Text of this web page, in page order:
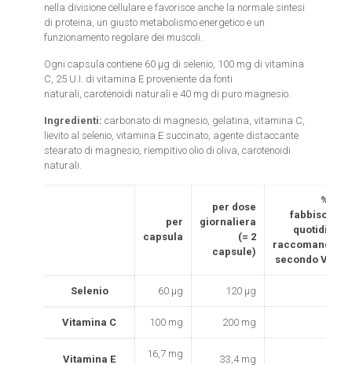
nella divisione cellulare e favorisce anche la normale sintesi
di proteina, un giusto metabolismo energetico e un
funzionamento regolare dei muscoli.
Ogni capsula contiene 60 µg di selenio, 100 mg di vitamina
C, 25 U.I. di vitamina E proveniente da fonti
naturali, carotenoidi naturali e 40 mg di puro magnesio.
Ingredienti:carbonato di magnesio, gelatina, vitamina C,
lievito al selenio, vitamina E succinato, agente distaccante
stearato di magnesio, riempitivo olio di oliva, carotenoidi
naturali.
per
capsula
per dose
giornaliera
(= 2
capsule)
% del
fabbisogno
quotidiano
raccomandato
secondo VNR*
Selenio 60 µg 120 µg
Vitamina C 100 mg 200 mg
Vitamina E
16,7 mg
33,4 mg